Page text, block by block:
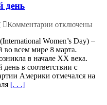
день
Комментарии к
женский
день
отключены
Women’s Day) –
во всем мире 8 марта.
в начале ХХ века.
в соответствии с
Америки отмечался на
[. . .]